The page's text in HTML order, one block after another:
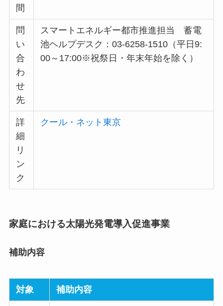
間
問
い
合
わ
せ
先
スマートエネルギー都市推進担当 蓄電
池ヘルプデスク：03-6258-1510（平日9:
00～17:00※祝祭日・年末年始を除く）
詳
細
リ
ン
ク
クール・ネット東京
家庭における太陽光発電導入促進事業
補助内容
対象 補助内容